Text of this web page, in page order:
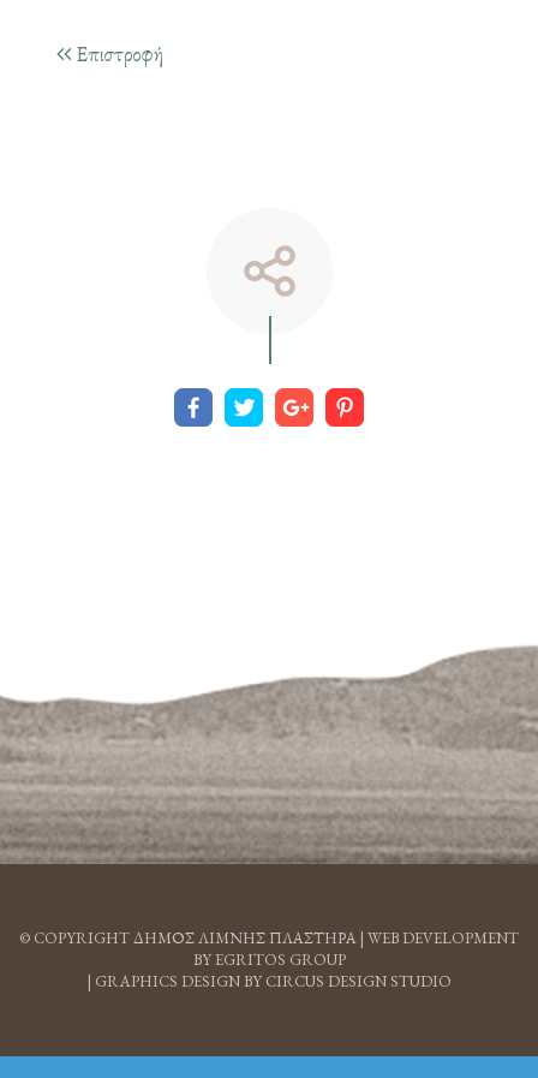
Επιστροφή
© COPYRIGHT ΔΗΜΟΣ ΛΙΜΝΗΣ ΠΛΑΣΤΗΡΑ | WEB DEVELOPMENT
BY EGRITOS GROUP
| GRAPHICS DESIGN BY CIRCUS DESIGN STUDIO